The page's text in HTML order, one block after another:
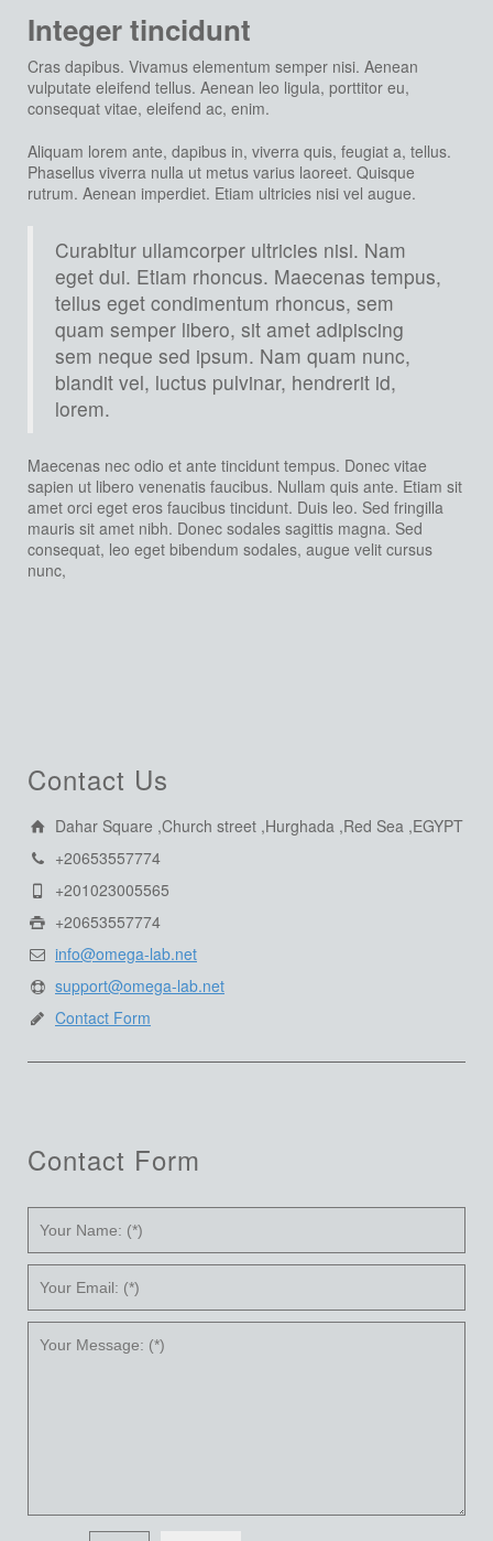
Integer tincidunt
Cras dapibus. Vivamus elementum semper nisi. Aenean
vulputate eleifend tellus. Aenean leo ligula, porttitor eu,
consequat vitae, eleifend ac, enim.
Aliquam lorem ante, dapibus in, viverra quis, feugiat a, tellus.
Phasellus viverra nulla ut metus varius laoreet. Quisque
rutrum. Aenean imperdiet. Etiam ultricies nisi vel augue.
Curabitur ullamcorper ultricies nisi. Nam
eget dui. Etiam rhoncus. Maecenas tempus,
tellus eget condimentum rhoncus, sem
quam semper libero, sit amet adipiscing
sem neque sed ipsum. Nam quam nunc,
blandit vel, luctus pulvinar, hendrerit id,
lorem.
Maecenas nec odio et ante tincidunt tempus. Donec vitae
sapien ut libero venenatis faucibus. Nullam quis ante. Etiam sit
amet orci eget eros faucibus tincidunt. Duis leo. Sed fringilla
mauris sit amet nibh. Donec sodales sagittis magna. Sed
consequat, leo eget bibendum sodales, augue velit cursus
nunc,
Contact Us
Dahar Square ,Church street ,Hurghada ,Red Sea ,EGYPT
+20653557774
+201023005565
+20653557774
info@omega-lab.net
support@omega-lab.net
Contact Form
Contact Form